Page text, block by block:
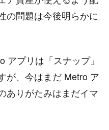
の問題は今後明らかに
アプリは「スナップ」
が、今はまだ Metro ア
ありがたみはまだイマ